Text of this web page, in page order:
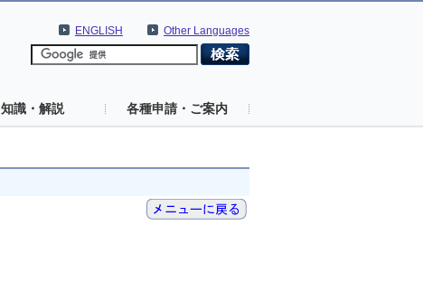
Other Languages
ENGLISH
知識・解説 各種申請・ご案内